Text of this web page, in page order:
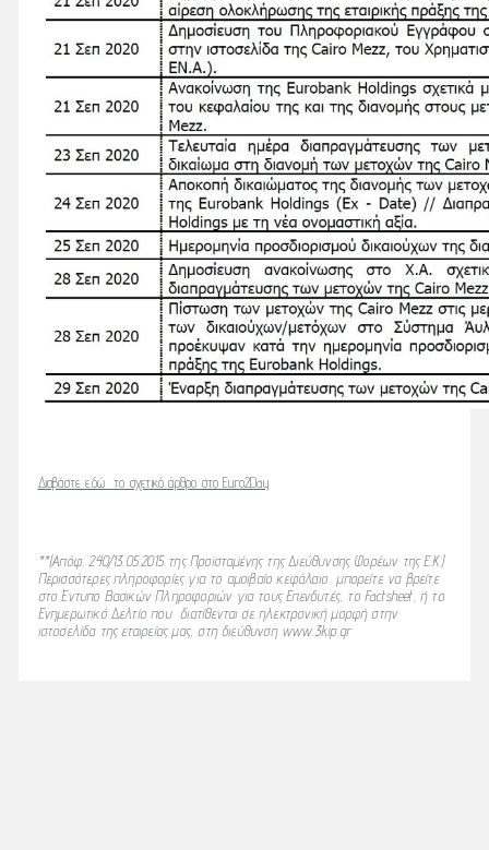
Διαβάστε εδώ το σχετικό άρθρο στο Euro2Day
**(Απόφ. 240/13.05.2015 της Προϊσταμένης της Διεύθυνσης Φορέων της Ε.Κ.)
Περισσότερες πληροφορίες για το αμοιβαίο κεφάλαιο μπορείτε να βρείτε
στο Έντυπο Βασικών Πληροφοριών για τους Επενδυτές, το Factsheet, ή το
Ενημερωτικό Δελτίο που διατίθενται σε ηλεκτρονική μορφή στην
ιστοσελίδα της εταιρείας μας, στη διεύθυνση www.3kip.gr